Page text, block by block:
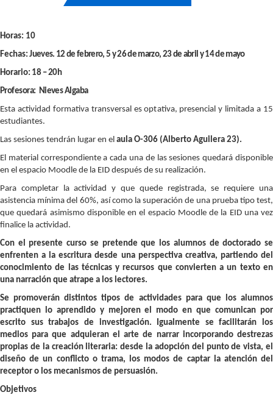
Horas: 10
Fechas: Jueves. 12 de febrero, 5 y 26 de marzo, 23 de abril y 14 de mayo
Horario: 18 – 20h
Profesora: Nieves Algaba
Esta actividad formativa transversal es optativa, presencial y limitada a 15
estudiantes.
Las sesiones tendrán lugar en el aula O-306 (Alberto Aguilera 23).
El material correspondiente a cada una de las sesiones quedará disponible
en el espacio Moodle de la EID después de su realización.
Para completar la actividad y que quede registrada, se requiere una
asistencia mínima del 60%, así como la superación de una prueba tipo test,
que quedará asimismo disponible en el espacio Moodle de la EID una vez
finalice la actividad.
Con el presente curso se pretende que los alumnos de doctorado se
enfrenten a la escritura desde una perspectiva creativa, partiendo del
conocimiento de las técnicas y recursos que convierten a un texto en
una narración que atrape a los lectores.
Se promoverán distintos tipos de actividades para que los alumnos
practiquen lo aprendido y mejoren el modo en que comunican por
escrito sus trabajos de investigación. Igualmente se facilitarán los
medios para que adquieran el arte de narrar incorporando destrezas
propias de la creación literaria: desde la adopción del punto de vista, el
diseño de un conflicto o trama, los modos de captar la atención del
receptor o los mecanismos de persuasión.
Objetivos